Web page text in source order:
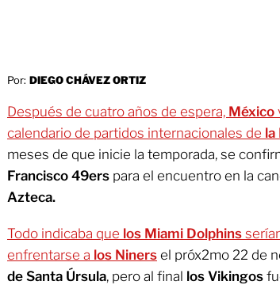
Por: DIEGO CHÁVEZ ORTIZ
Después de cuatro años de espera, México
calendario de partidos internacionales de la
meses de que inicie la temporada, se
Francisco 49ers para el encuentro en la
Azteca.
Todo indicaba que los Miami Dolphins
enfrentarse a los Niners el próx2mo 22 de
de Santa Úrsula, pero al final los Vikingos